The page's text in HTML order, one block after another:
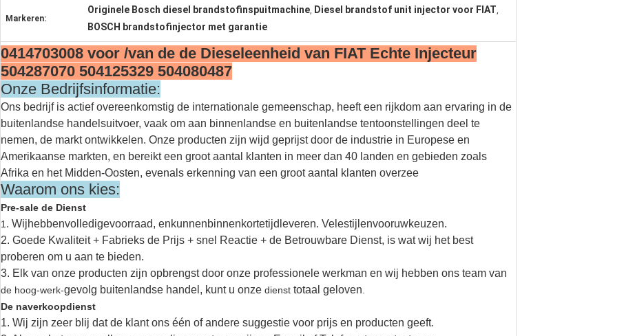
Markeren:
Originele Bosch diesel brandstofinspuitmachine, Diesel brandstof unit injector voor FIAT,
BOSCH brandstofinjector met garantie
0414703008 voor /van de de Dieseleenheid van FIAT Echte Injecteur
504287070 504125329 504080487
Onze Bedrijfsinformatie:
Ons bedrijf is actief overeenkomstig de internationale gemeenschap, heeft een rijkdom aan ervaring in de
buitenlandse handelsuitvoer, vaak om aan binnenlandse en buitenlandse tentoonstellingen deel te
nemen, de markt ontwikkelen. Onze producten zijn wijd geprijst door de industrie in Europese en
Amerikaanse markten, en bereikt een groot aantal klanten in meer dan 40 landen en gebieden zoals
Afrika en het Midden-Oosten, evenals erkenning van een groot aantal klanten overzee
Waarom ons kies:
Pre-sale de Dienst
1 . Wijhebbenvolledigevoorraad, enkunnenbinnenkortetijdleveren. Velestijlenvooruwkeuzen.
2. Goede Kwaliteit + Fabrieks de Prijs + snel Reactie + de Betrouwbare Dienst, is wat wij het best
proberen om u aan te bieden.
3. Elk van onze producten zijn opbrengst door onze professionele werkman en wij hebben ons team van
de hoog-werk-gevolg buitenlandse handel, kunt u onze dienst totaal geloven
De naverkoopdienst
1. Wij zijn zeer blij dat de klant ons één of andere suggestie voor prijs en producten geeft.